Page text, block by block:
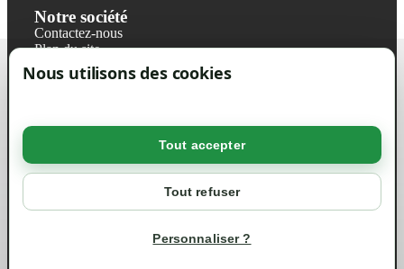
Nous utilisons des cookies
Tout accepter
Tout refuser
Personnaliser ?
Notre société
Contactez-nous
Plan du site
Magasin
Mentions légales
Politique de confidentialité RGPD
Votre compte
info@green-tech-shop.com